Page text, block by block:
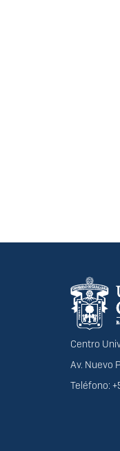
Centro
Av. Nuevo
Teléfono: